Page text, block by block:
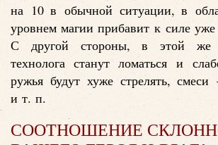
на 10 в обычной ситуации, в
уровнем магии прибавит к силе уже
С другой стороны, в этой же
технолога станут ломаться и
ружья будут хуже стрелять,
и т. п.
СООТНОШЕНИЕ